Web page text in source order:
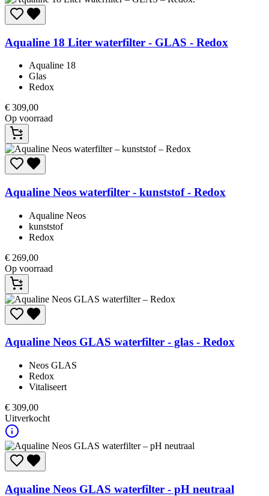
Aqualine 18 Liter waterfilter - GLAS - Redox
Aqualine 18
Glas
Redox
€ 309,00
Op voorraad
Aqualine Neos waterfilter - kunststof - Redox
Aqualine Neos
kunststof
Redox
€ 269,00
Op voorraad
Aqualine Neos GLAS waterfilter - glas - Redox
Neos GLAS
Redox
Vitaliseert
€ 309,00
Uitverkocht
Aqualine Neos GLAS waterfilter - pH neutraal